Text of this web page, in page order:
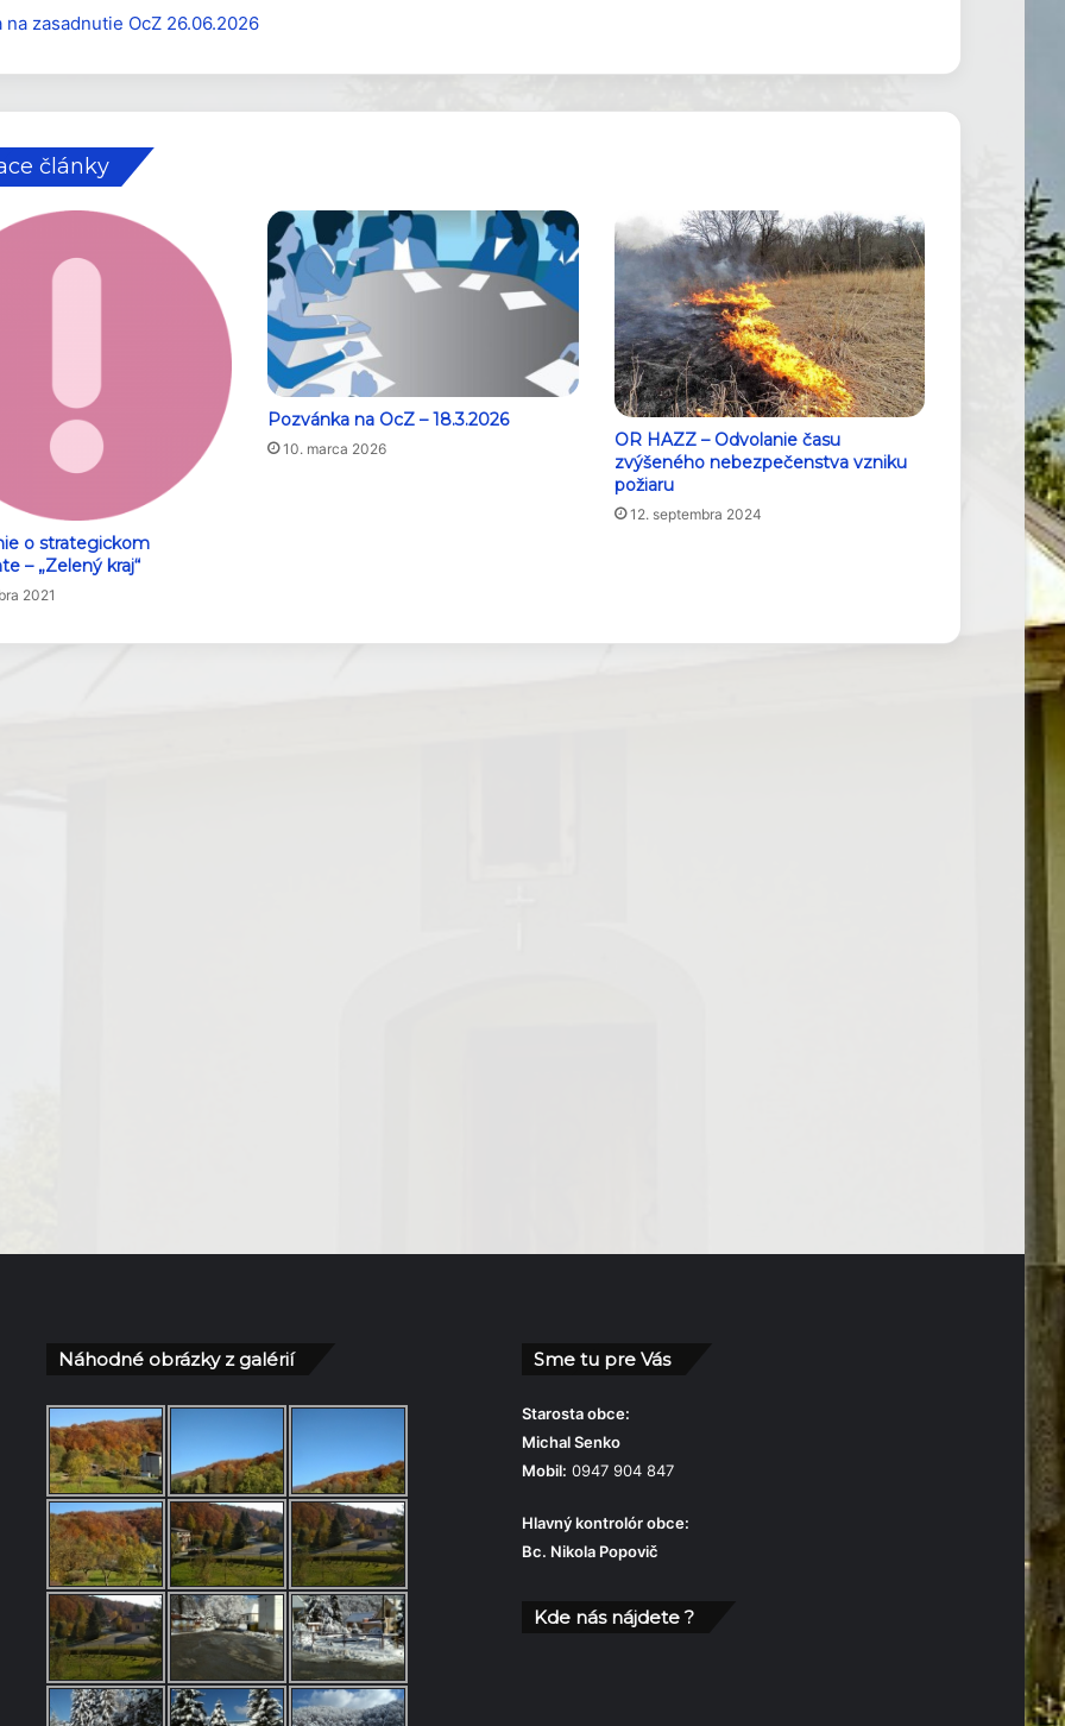
na zasadnutie OcZ 26.06.2026
články
o strategickom
– „Zelený kraj“
2021
Pozvánka na OcZ – 18.3.2026
10. marca 2026
OR HAZZ – Odvolanie času
zvýšeného nebezpečenstva vzniku
požiaru
12. septembra 2024
Náhodné obrázky z galérií Sme tu pre Vás
Starosta obce:
Michal Senko
Mobil: 0947 904 847
Hlavný kontrolór obce:
Bc. Nikola Popovič
Kde nás nájdete ?